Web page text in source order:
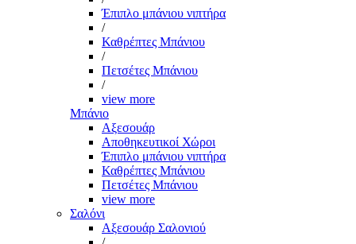
Έπιπλο μπάνιου νιπτήρα
/
Καθρέπτες Μπάνιου
/
Πετσέτες Μπάνιου
/
view more
Μπάνιο
Αξεσουάρ
Αποθηκευτικοί Χώροι
Έπιπλο μπάνιου νιπτήρα
Καθρέπτες Μπάνιου
Πετσέτες Μπάνιου
view more
Σαλόνι
Αξεσουάρ Σαλονιού